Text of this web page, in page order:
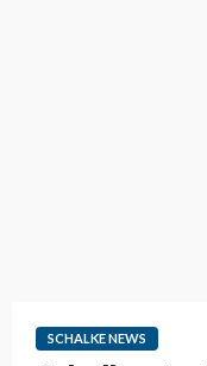
SCHALKE NEWS